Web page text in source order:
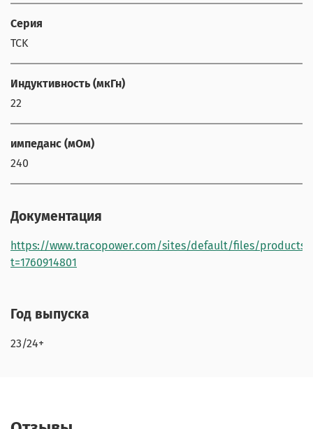
Серия
TCK
Индуктивность (мкГн)
22
импеданс (мОм)
240
Документация
https://www.tracopower.com/sites/default/files/products/
t=1760914801
Год выпуска
23/24+